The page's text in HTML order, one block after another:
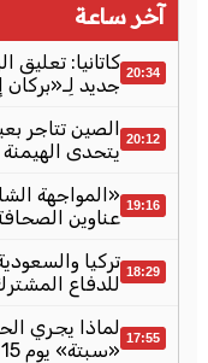
آخر ساعة
20:34 كاتانيا: تعليق
جديد لِـ«بركان
20:12 الصين تتاجر
يتحدى الهيمنة
19:16 «المواجهة
عناوين
18:29 تركيا
للدفاع
17:55 لماذا يجري
«سبتة» يوم 15 أغسطس؟